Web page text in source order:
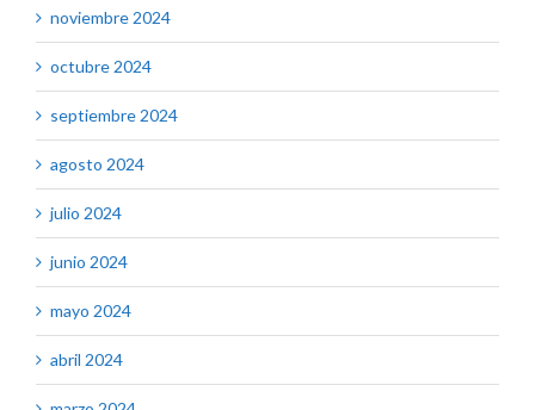
noviembre 2024
octubre 2024
septiembre 2024
agosto 2024
julio 2024
junio 2024
mayo 2024
abril 2024